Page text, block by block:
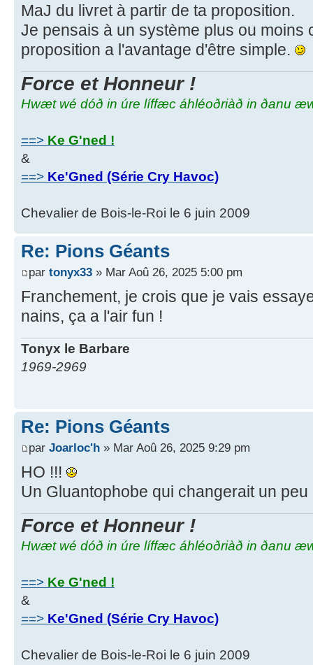
MaJ du livret à partir de ta proposition.
Je pensais à un système plus ou moins
proposition a l'avantage d'être simple.
Force et Honneur !
Hwæt wé dóð in úre líffæc áhléoðriàð in ðanu
==> Ke G'ned !
&
==> Ke'Gned (Série Cry Havoc)
Chevalier de Bois-le-Roi le 6 juin 2009
Re: Pions Géants
par tonyx33 » Mar Aoû 26, 2025 5:00 pm
Franchement, je crois que je vais
nains, ça a l'air fun !
Tonyx le Barbare
1969-2969
Re: Pions Géants
par Joarloc'h » Mar Aoû 26, 2025 9:29 pm
HO !!!
Un Gluantophobe qui changerait un
Force et Honneur !
Hwæt wé dóð in úre líffæc áhléoðriàð in ðanu
==> Ke G'ned !
&
==> Ke'Gned (Série Cry Havoc)
Chevalier de Bois-le-Roi le 6 juin 2009